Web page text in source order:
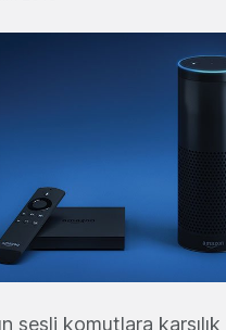
sesli komutlara karşılık